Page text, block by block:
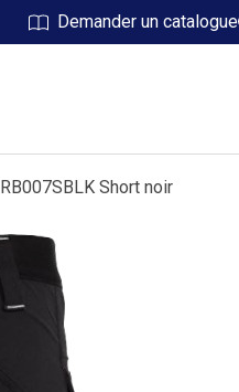
Demander un catalogue
RB007SBLK Short noir